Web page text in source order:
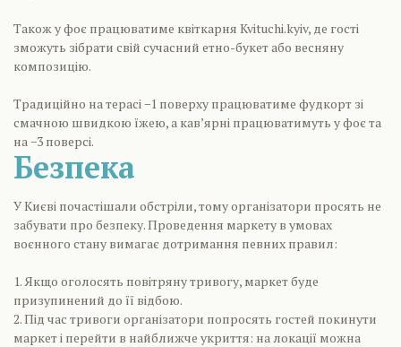
Також у фоє працюватиме квіткарня Kvituchi.kyiv, де гості
зможуть зібрати свій сучасний етно-букет або весняну
композицію.
Традиційно на терасі −1 поверху працюватиме фудкорт зі
смачною швидкою їжею, а кавʼярні працюватимуть у фоє та
на −3 поверсі.
Безпека
У Києві почастішали обстріли, тому організатори просять не
забувати про безпеку. Проведення маркету в умовах
воєнного стану вимагає дотримання певних правил:
1. Якщо оголосять повітряну тривогу, маркет буде
призупинений до її відбою.
2. Під час тривоги організатори попросять гостей покинути
маркет і перейти в найближче укриття: на локації можна